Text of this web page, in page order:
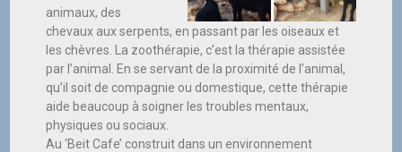
animaux, des
chevaux aux serpents, en passant par les oiseaux et
les chèvres. La zoothérapie, c’est la thérapie assistée
par l’animal. En se servant de la proximité de l’animal,
qu’il soit de compagnie ou domestique, cette thérapie
aide beaucoup à soigner les troubles mentaux,
physiques ou sociaux.
Au ‘Beit Cafe’ construit dans un environnement